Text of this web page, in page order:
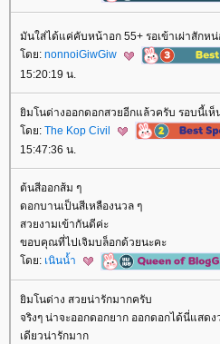
มันใส่ได้แค่คับหน้าอก 55+ รอเข้าเผ่าสักห
ดย: nonnoiGiwGiw
15:20:19 น.
มโนด่างออกดอกสวยอีกแล้วครับ รอบนี้เห็
ดย: The Kop Civil
15:47:36 น.
ต้นสีออกส้ม ๆ
ดอกบานเป็นสีเหลืองนวล ๆ
สวยงามเข้ากันดีค่ะ
ขอบคุณที่ไปเจิมบล็อกด้วยนะคะ
ดย: เนินน้ำ
ิมโนด่าง สวยน่ารักมากครับ
จริงๆ น่าจะออกดอกยาก ออกดอกได้นี่แสด
เดียวน่ารักมาก